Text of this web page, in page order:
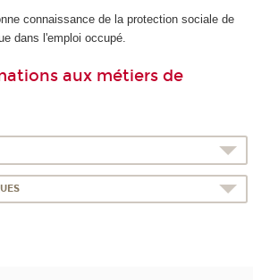
connaissance de la protection sociale de
dans l'emploi occupé.
aux métiers de